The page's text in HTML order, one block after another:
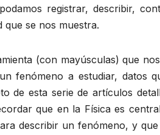
registrar, describir,
que se nos muestra.
(con mayúsculas) que
fenómeno a estudiar, datos
de esta serie de artículos
que en la Física es
describir un fenómeno, y